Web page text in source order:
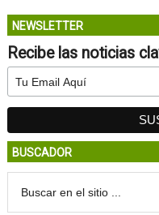
NEWSLETTER
Recibe las noticias
BUSCADOR